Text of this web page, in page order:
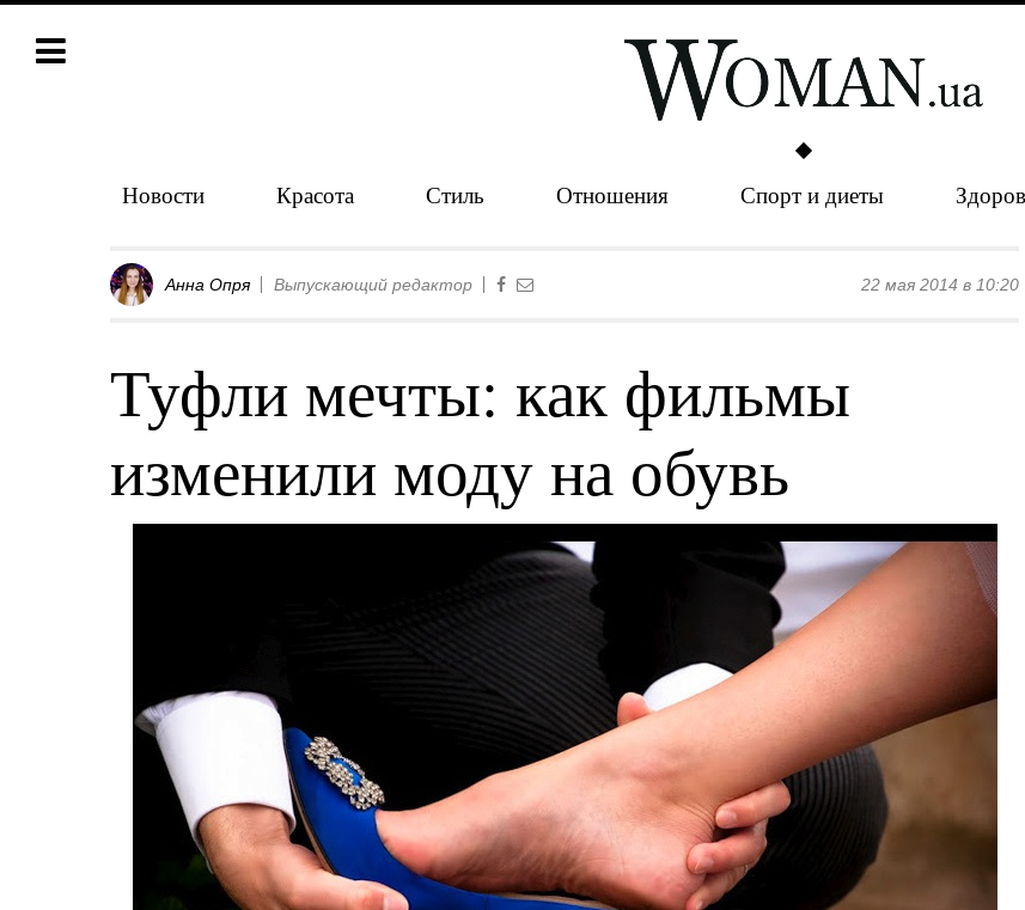
Новости Красота Стиль Отношения Спорт и диеты
Анна Опря Выпускающий редактор 22 мая 2014 в 10:20
Туфли мечты: как фильмы
изменили моду на обувь